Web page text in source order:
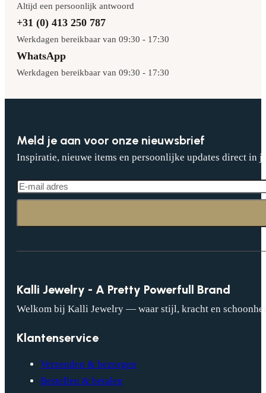
Altijd een persoonlijk antwoord
+31 (0) 413 250 787
Werkdagen bereikbaar van 09:30 - 17:30
WhatsApp
Werkdagen bereikbaar van 09:30 - 17:30
Meld je aan voor onze nieuwsbrief
Inspiratie, nieuwe items en persoonlijke updates direct in
Kalli Jewelry - A Pretty Powerfull Brand
Welkom bij Kalli Jewelry — waar stijl, kracht en
Klantenservice
Verzenden & bezorgen
Bestellen & betalen